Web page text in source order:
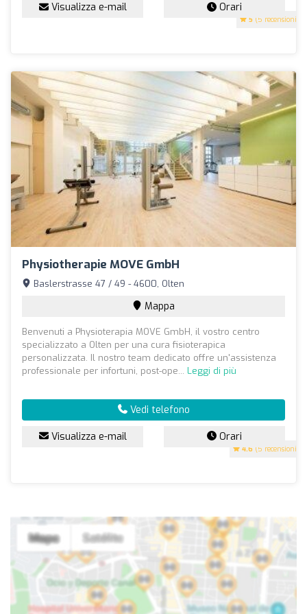
5 (5 recensioni)
Visualizza e-mail Orari
Physiotherapie MOVE GmbH
4.6 (5 recensioni)
Baslerstrasse 47 / 49 - 4600, Olten
Mappa
Benvenuti a Physioterapia MOVE GmbH, il vostro centro
specializzato a Olten per una cura fisioterapica
personalizzata. Il nostro team dedicato offre un'assistenza
professionale per infortuni, post-ope... Leggi di più
Vedi telefono
Visualizza e-mail Orari